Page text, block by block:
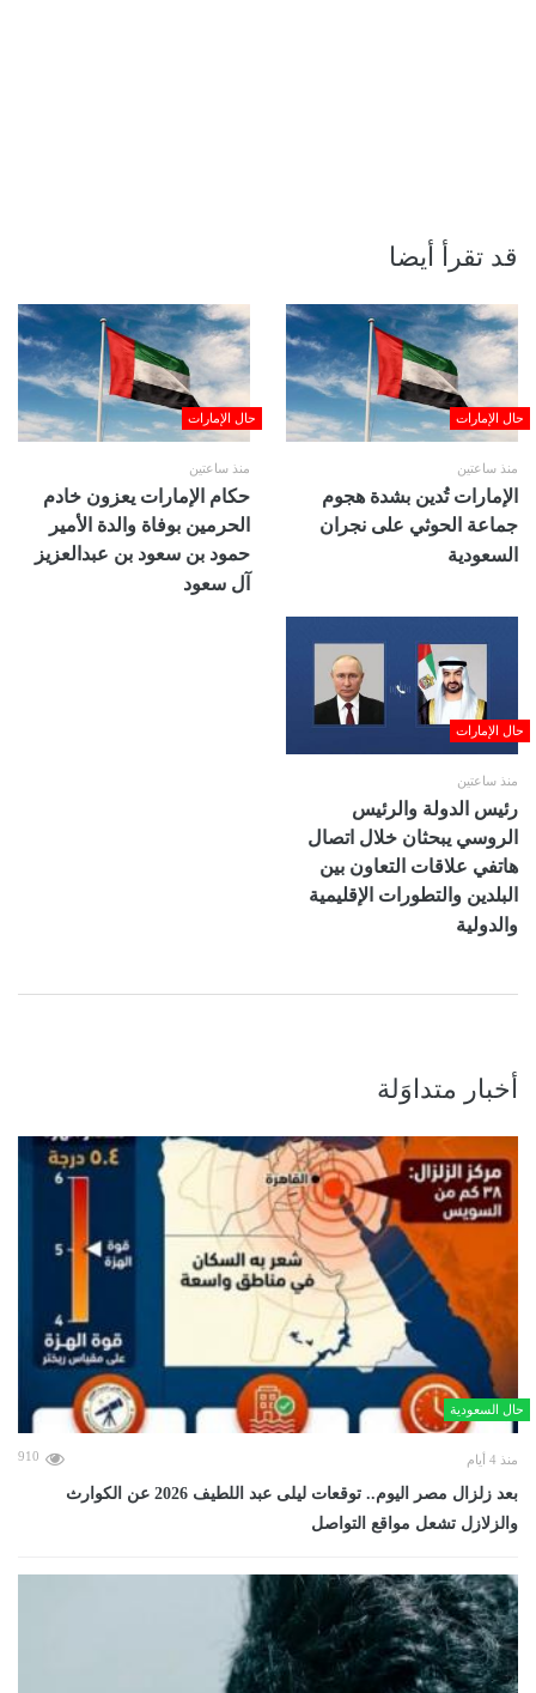
قد تقرأ أيضا
حال الإمارات
منذ ساعتين
الإمارات تُدين بشدة هجوم
جماعة الحوثي على نجران
السعودية
حال الإمارات
منذ ساعتين
حكام الإمارات يعزون خادم
الحرمين بوفاة والدة الأمير
حمود بن سعود بن عبدالعزيز
آل سعود
حال الإمارات
منذ ساعتين
رئيس الدولة والرئيس
الروسي يبحثان خلال اتصال
هاتفي علاقات التعاون بين
البلدين والتطورات الإقليمية
والدولية
أخبار متداوَلة
حال السعودية
منذ 4 أيام 910
بعد زلزال مصر اليوم.. توقعات ليلى عبد اللطيف 2026 عن الكوارث
والزلازل تشعل مواقع التواصل